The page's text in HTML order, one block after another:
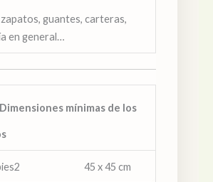
guantes, carteras,
en general…
Dimensiones mínimas de los
pies2 45 x 45 cm